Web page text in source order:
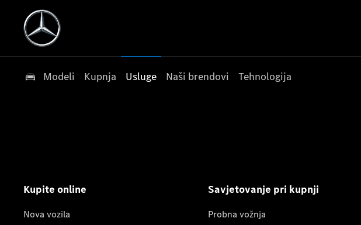
Modeli Kupnja Usluge Naši brendovi Tehnologija
Kupite online
Nova vozila
Savjetovanje pri kupnji
Probna vožnja